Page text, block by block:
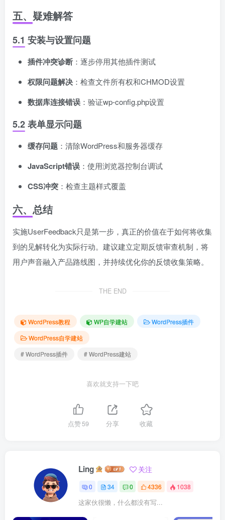
五、疑难解答
5.1 安装与设置问题
插件冲突诊断 ：逐步停用其他插件测试
权限问题解决 ：检查文件所有权和CHMOD设置
数据库连接错误 ：验证wp-config.php设置
5.2 表单显示问题
缓存问题 ：清除WordPress和服务器缓存
JavaScript错误 ：使用浏览器控制台调试
CSS冲突 ：检查主题样式覆盖
六、总结
实施UserFeedback只是第一步，真正的价值在于如何将收集
到的见解转化为实际行动。建议建立定期反馈审查机制，将
用户声音融入产品路线图，并持续优化你的反馈收集策略。
THE END
WordPress教程 WP自学建站
WordPress插件
WordPress自学建站
# WordPress插件
# WordPress建站
喜欢就支持一下吧
点赞59 分享 收藏
Ling 关注
0 34 0 4336 1038
这家伙很懒，什么都没有写...